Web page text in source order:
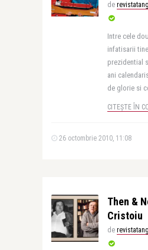
de
Intre cele
infatisarii
prezidential
ani
de glorie si
CITEȘTE ÎN
26 octombrie 2010, 11:08
Then &
Cristoiu
de